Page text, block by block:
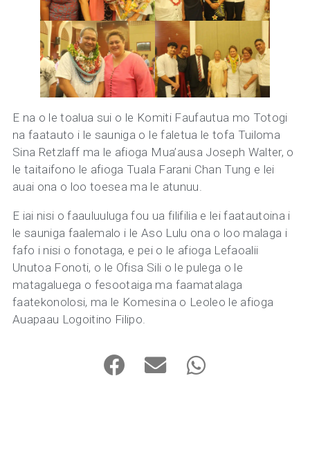
E na o le toalua sui o le Komiti Faufautua mo Totogi
na faatauto i le sauniga o le faletua le tofa Tuiloma
Sina Retzlaff ma le afioga Mua’ausa Joseph Walter, o
le taitaifono le afioga Tuala Farani Chan Tung e lei
auai ona o loo toesea ma le atunuu.
E iai nisi o faauluuluga fou ua filifilia e lei faatautoina i
le sauniga faalemalo i le Aso Lulu ona o loo malaga i
fafo i nisi o fonotaga, e pei o le afioga Lefaoalii
Unutoa Fonoti, o le Ofisa Sili o le pulega o le
matagaluega o fesootaiga ma faamatalaga
faatekonolosi, ma le Komesina o Leoleo le afioga
Auapaau Logoitino Filipo.